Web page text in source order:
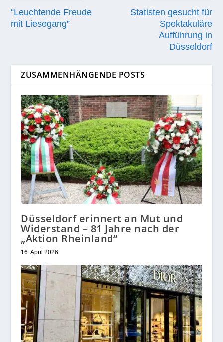
“Leuchtende Freude
mit Liesegang”
Statisten gesucht für
Spektakuläre
Aufführung in
Düsseldorf
ZUSAMMENHÄNGENDE POSTS
Düsseldorf erinnert an Mut und
Widerstand – 81 Jahre nach der
„Aktion Rheinland“
16. April 2026